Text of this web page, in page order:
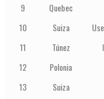
9
Quebec
10
Suiza
11
Túnez
12
Polonia
13
Suiza